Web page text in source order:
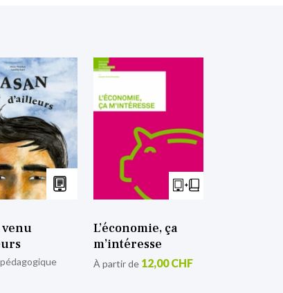
venu
L’économie, ça
m’intéresse
À partir de 12,00 CHF